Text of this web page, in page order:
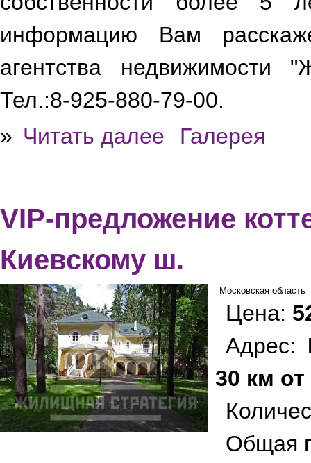
информацию Вам
агентства недвижимости
Тел.:8-925-880-79-00.
» Читать далее Галерея
VIP-предложение
Киевскому ш.
Московская область
Цена:
Адрес:
30 км
Общая